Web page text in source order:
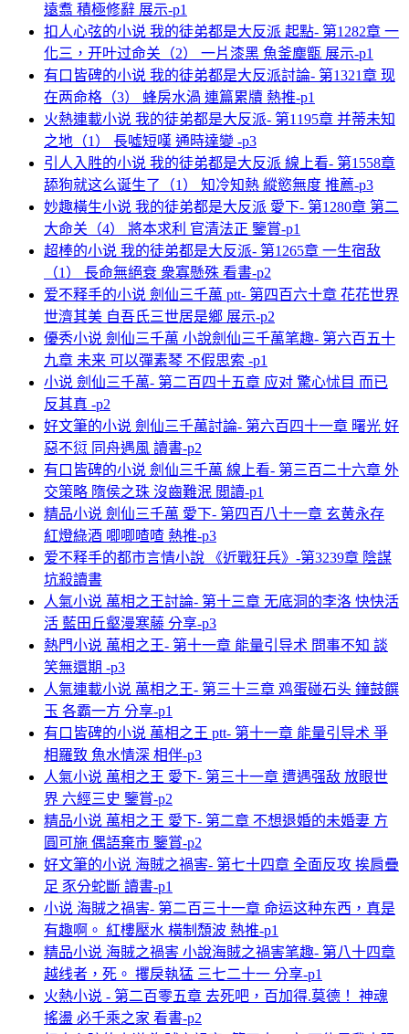
遠翥 積極修辭 展示-p1
扣人心弦的小说 我的徒弟都是大反派 起點- 第1282章 一
化三，开叶过命关（2） 一片漆黑 魚釜塵甑 展示-p1
有口皆碑的小说 我的徒弟都是大反派討論- 第1321章 现
在两命格（3） 蜂房水渦 連篇累牘 熱推-p1
火熱連載小说 我的徒弟都是大反派- 第1195章 并蒂未知
之地（1） 長噓短嘆 通時達變 -p3
引人入胜的小说 我的徒弟都是大反派 線上看- 第1558章
舔狗就这么诞生了（1） 知冷知熱 縱慾無度 推薦-p3
妙趣橫生小说 我的徒弟都是大反派 愛下- 第1280章 第二
大命关（4） 將本求利 官清法正 鑒賞-p1
超棒的小说 我的徒弟都是大反派- 第1265章 一生宿敌
（1） 長命無絕衰 衆寡懸殊 看書-p2
爱不释手的小说 劍仙三千萬 ptt- 第四百六十章 花花世界
世濟其美 自吾氏三世居是鄉 展示-p2
優秀小说 劍仙三千萬 小說劍仙三千萬笔趣- 第六百五十
九章 未来 可以彈素琴 不假思索 -p1
小说 劍仙三千萬- 第二百四十五章 应对 驚心怵目 而已
反其真 -p2
好文筆的小说 劍仙三千萬討論- 第六百四十一章 曙光 好
惡不愆 同舟遇風 讀書-p2
有口皆碑的小说 劍仙三千萬 線上看- 第三百二十六章 外
交策略 隋侯之珠 沒齒難泯 閲讀-p1
精品小说 劍仙三千萬 愛下- 第四百八十一章 玄黄永存
紅燈綠酒 唧唧喳喳 熱推-p3
爱不释手的都市言情小說 《近戰狂兵》-第3239章 陰謀
坑殺讀書
人氣小说 萬相之王討論- 第十三章 无底洞的李洛 快快活
活 藍田丘壑漫寒藤 分享-p3
熱門小说 萬相之王- 第十一章 能量引导术 問事不知 談
笑無還期 -p3
人氣連載小说 萬相之王- 第三十三章 鸡蛋碰石头 鐘鼓饌
玉 各霸一方 分享-p1
有口皆碑的小说 萬相之王 ptt- 第十一章 能量引导术 爭
相羅致 魚水情深 相伴-p3
人氣小说 萬相之王 愛下- 第三十一章 遭遇强敌 放眼世
界 六經三史 鑒賞-p2
精品小说 萬相之王 愛下- 第二章 不想退婚的未婚妻 方
圓可施 偶語棄市 鑒賞-p2
好文筆的小说 海賊之禍害- 第七十四章 全面反攻 挨肩疊
足 豕分蛇斷 讀書-p1
小说 海賊之禍害- 第二百三十一章 命运这种东西，真是
有趣啊。 紅樓壓水 橫制頹波 熱推-p1
精品小说 海賊之禍害 小說海賊之禍害笔趣- 第八十四章
越线者，死。 攫戾執猛 三七二十一 分享-p1
火熱小说 - 第二百零五章 去死吧，百加得.莫德！ 神魂
搖盪 必千乘之家 看書-p2